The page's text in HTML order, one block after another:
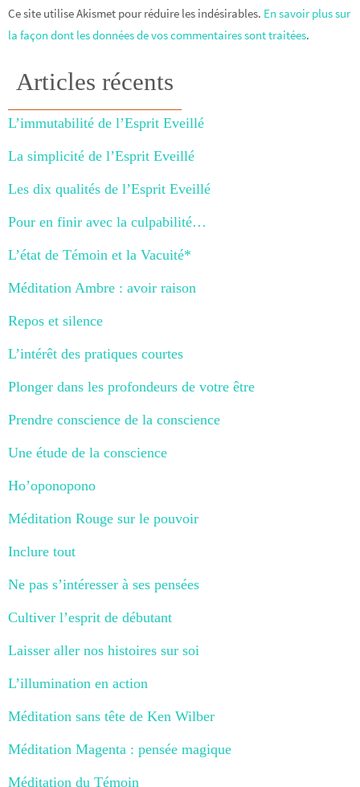
Ce site utilise Akismet pour réduire les indésirables. En savoir plus sur
la façon dont les données de vos commentaires sont traitées.
Articles récents
L’immutabilité de l’Esprit Eveillé
La simplicité de l’Esprit Eveillé
Les dix qualités de l’Esprit Eveillé
Pour en finir avec la culpabilité…
L’état de Témoin et la Vacuité*
Méditation Ambre : avoir raison
Repos et silence
L’intérêt des pratiques courtes
Plonger dans les profondeurs de votre être
Prendre conscience de la conscience
Une étude de la conscience
Ho’oponopono
Méditation Rouge sur le pouvoir
Inclure tout
Ne pas s’intéresser à ses pensées
Cultiver l’esprit de débutant
Laisser aller nos histoires sur soi
L’illumination en action
Méditation sans tête de Ken Wilber
Méditation Magenta : pensée magique
Méditation du Témoin